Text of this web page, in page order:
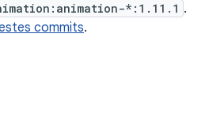
*:1.11.1 .
commits.